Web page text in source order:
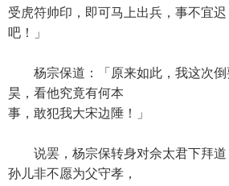
受虎符帅印，即可马上出兵，事不宜
吧！」
杨宗保道：「原来如此，我这次倒
昊，看他究竟有何本
事，敢犯我大宋边陲！」
说罢，杨宗保转身对佘太君下拜道
孙儿非不愿为父守孝，